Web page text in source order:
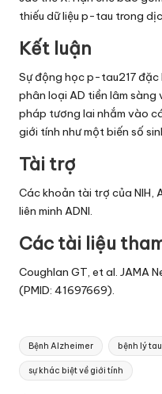
thiếu dữ liệu p-tau trong
Kết luận
Sự động học p-tau217 đặc
phân loại AD tiền lâm sàng
pháp tương lai nhắm vào
giới tính như một biến số
Tài trợ
Các khoản tài trợ của NIH,
liên minh ADNI.
Các tài liệu
Coughlan GT, et al. JAMA
(PMID: 41697669).
Tags:
Bệnh Alzheimer bệnh lý tau
sự khác biệt về giới tính